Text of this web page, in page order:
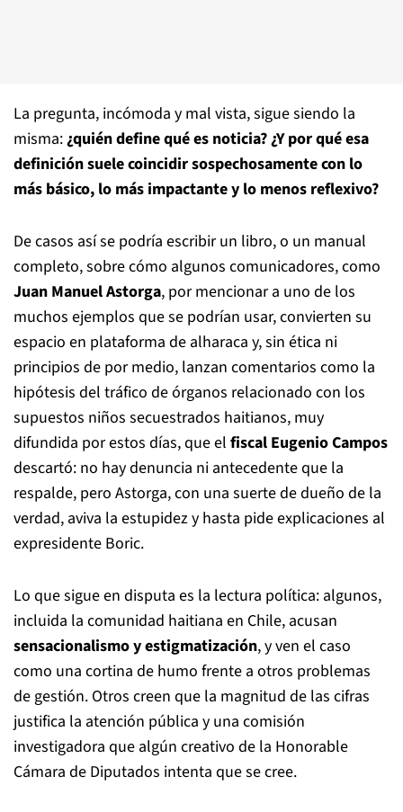
La pregunta, incómoda y mal vista, sigue siendo la
misma:¿quién define qué es noticia? ¿Y por qué esa
definición suele coincidir sospechosamente con lo
más básico, lo más impactante y lo menos reflexivo?
De casos así se podría escribir un libro, o un manual
completo, sobre cómo algunos comunicadores, como
Juan Manuel Astorga, por mencionar a uno de los
muchos ejemplos que se podrían usar, convierten su
espacio en plataforma de alharaca y, sin ética ni
principios de por medio, lanzan comentarios como la
hipótesis del tráfico de órganos relacionado con los
supuestos niños secuestrados haitianos, muy
difundida por estos días, que el fiscal Eugenio Campos
descartó: no hay denuncia ni antecedente que la
respalde, pero Astorga, con una suerte de dueño de la
verdad, aviva la estupidez y hasta pide explicaciones al
expresidente Boric.
Lo que sigue en disputa es la lectura política: algunos,
incluida la comunidad haitiana en Chile, acusan
sensacionalismo y estigmatización, y ven el caso
como una cortina de humo frente a otros problemas
de gestión. Otros creen que la magnitud de las cifras
justifica la atención pública y una comisión
investigadora que algún creativo de la Honorable
Cámara de Diputados intenta que se cree.